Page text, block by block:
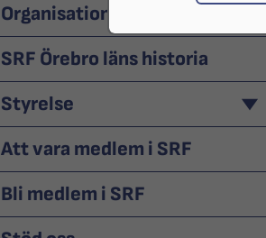
Organisation
SRF Örebro läns historia
Styrelse
Att vara medlem i SRF
Bli medlem i SRF